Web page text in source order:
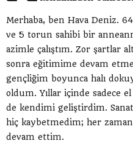
Merhaba, ben Hava Deniz.
ve 5 torun sahibi bir
azimle çalıştım. Zor şartlar
sonra eğitimime devam etme
gençliğim boyunca halı
oldum. Yıllar içinde sadece
de kendimi geliştirdim.
hiç kaybetmedim; her
devam ettim.